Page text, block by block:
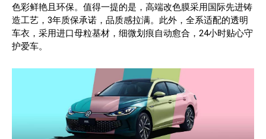
色彩鲜艳且环保。值得一提的是，高端改色膜采用国际先进铸
造工艺，3年质保承诺，品质感拉满。此外，全系适配的透明
车衣，采用进口母粒基材，细微划痕自动愈合，24小时贴心守
护爱车。